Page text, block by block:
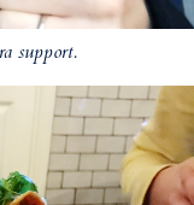
support.